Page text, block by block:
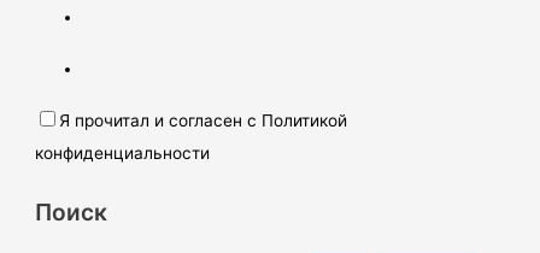
Я прочитал и согласен с Политикой
конфиденциальности
Поиск